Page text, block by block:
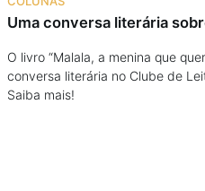
Uma conversa literária
O livro “Malala, a menina que
conversa literária no Clube de
Saiba mais!